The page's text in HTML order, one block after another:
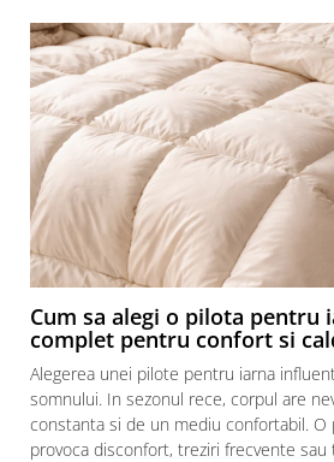
Cum sa alegi o pilota pentru
complet pentru confort si
Alegerea unei pilote pentru iarna
somnului. In sezonul rece, corpul are
constanta si de un mediu confortabil.
provoca disconfort, treziri frecvente sau